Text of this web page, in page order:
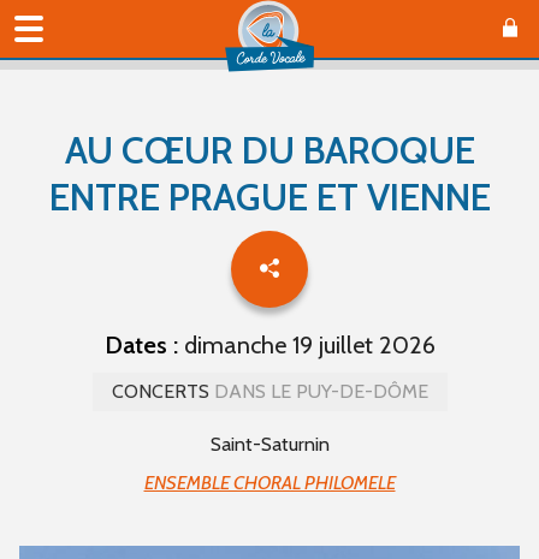
AU CŒUR DU BAROQUE
ENTRE PRAGUE ET VIENNE
Dates :dimanche 19 juillet 2026
CONCERTS DANS LE PUY-DE-DÔME
Saint-Saturnin
ENSEMBLE CHORAL PHILOMELE